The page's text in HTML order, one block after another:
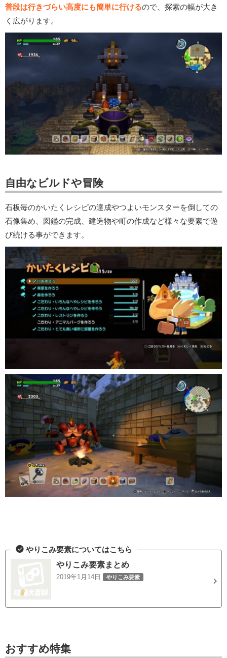
普段は行きづらい高度にも簡単に行けるので、探索の幅が大き
く広がります。
自由なビルドや冒険
石板毎のかいたくレシピの達成やつよいモンスターを倒しての
石像集め、図鑑の完成、建造物や町の作成など様々な要素で遊
び続ける事ができます。
やりこみ要素についてはこちら
やりこみ要素まとめ
2019年1月14日 やりこみ要素
おすすめ特集